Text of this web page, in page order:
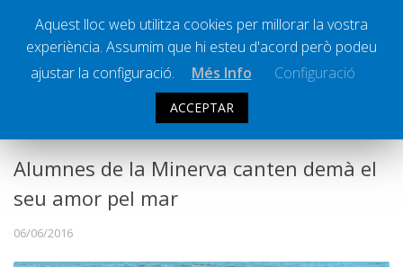
Successos
Ràdio Calella Televisió
Alumnes de la Minerva canten demà el
seu amor pel mar
06/06/2016
Aquest lloc web utilitza cookies per millorar la vostra
experiència. Assumim que hi esteu d'acord però podeu
ajustar la configuració.
Més Info Configuració
ACCEPTAR